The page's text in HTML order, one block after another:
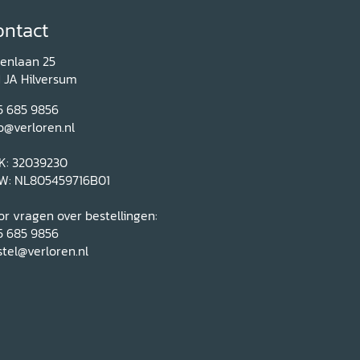
25
JA Hilversum
685 9856
32039230
NL805459716B01
vragen over bestellingen:
685 9856